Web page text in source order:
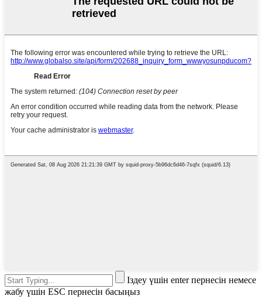
Іздеу үшін enter пернесін немесе
жабу үшін ESC пернесін басыңыз